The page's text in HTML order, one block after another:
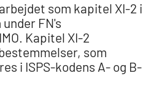
som kapitel XI-2 i
FN's
Kapitel XI-2
som
i ISPS-kodens A- og B-